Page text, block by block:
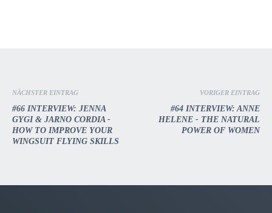
NÄCHSTER EINTRAG
#66 INTERVIEW: JENNA
GYGI & JARNO CORDIA -
HOW TO IMPROVE YOUR
WINGSUIT FLYING SKILLS
VORIGER EINTRAG
#64 INTERVIEW: ANNE
HELENE - THE NATURAL
POWER OF WOMEN